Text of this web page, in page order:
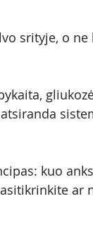
srityje, o ne
kuo
ar